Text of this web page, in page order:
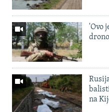
'Ovo
na